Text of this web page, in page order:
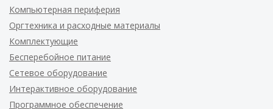
Компьютерная периферия
Оргтехника и расходные материалы
Комплектующие
Бесперебойное питание
Сетевое оборудование
Интерактивное оборудование
Программное обеспечение